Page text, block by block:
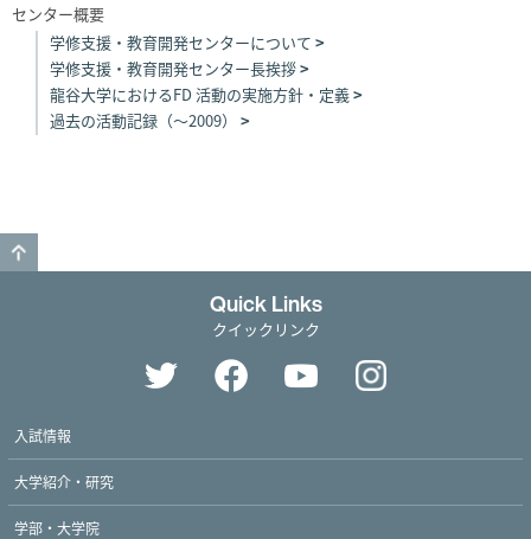
センター概要
学修支援・教育開発センターについて
学修支援・教育開発センター長挨拶
龍谷大学におけるFD 活動の実施方針・定義
過去の活動記録（～2009）
Quick Links
クイックリンク
入試情報
大学紹介・研究
学部・大学院